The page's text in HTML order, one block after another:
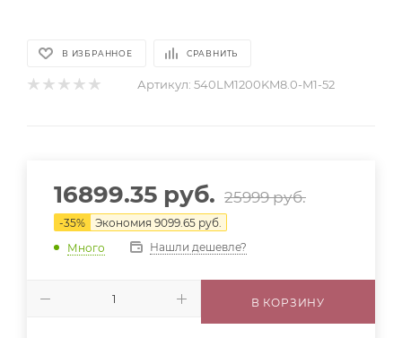
В ИЗБРАННОЕ СРАВНИТЬ
Артикул: 540LM1200KM8.0-M1-52
16899.35 руб. 25999руб.
-35% Экономия 9099.65 руб.
Много
Нашли дешевле?
В КОРЗИНУ